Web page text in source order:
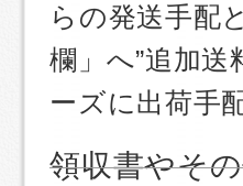
らの発送手配
欄」へ”追加
ーズに出荷手
領収書やそ